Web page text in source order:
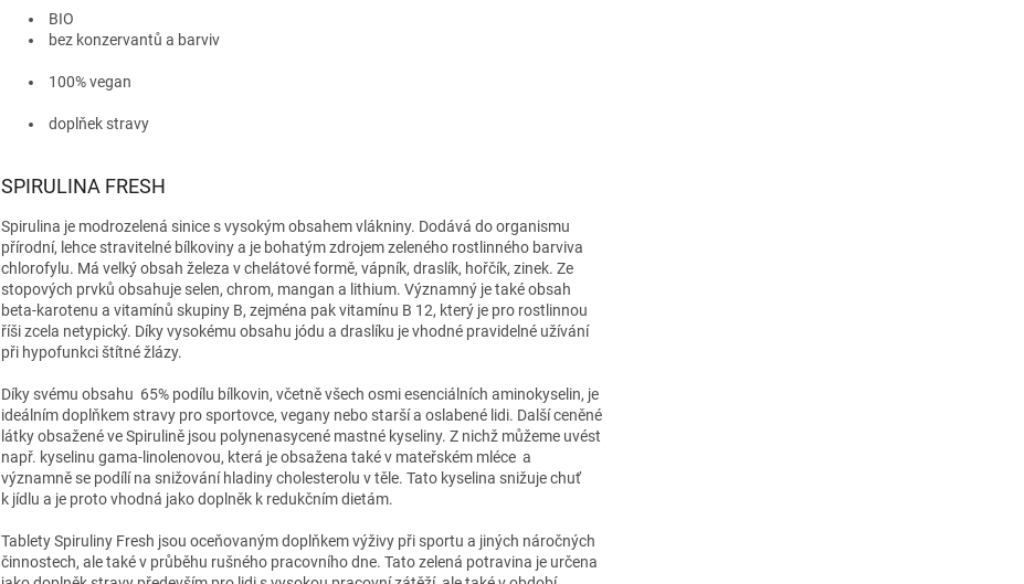
BIO
bez konzervantů a barviv
100% vegan
doplňek stravy
SPIRULINA FRESH
Spirulina je modrozelená sinice s vysokým obsahem vlákniny. Dodává do organismu
přírodní, lehce stravitelné bílkoviny a je bohatým zdrojem zeleného rostlinného barviva
chlorofylu. Má velký obsah železa v chelátové formě, vápník, draslík, hořčík, zinek. Ze
stopových prvků obsahuje selen, chrom, mangan a lithium. Významný je také obsah
beta-karotenu a vitamínů skupiny B, zejména pak vitamínu B 12, který je pro rostlinnou
říši zcela netypický. Díky vysokému obsahu jódu a draslíku je vhodné pravidelné užívání
při hypofunkci štítné žlázy.
Díky svému obsahu 65% podílu bílkovin, včetně všech osmi esenciálních aminokyselin, je
ideálním doplňkem stravy pro sportovce, vegany nebo starší a oslabené lidi. Další ceněné
látky obsažené ve Spirulině jsou polynenasycené mastné kyseliny. Z nichž můžeme uvést
např. kyselinu gama-linolenovou, která je obsažena také v mateřském mléce a
významně se podílí na snižování hladiny cholesterolu v těle. Tato kyselina snižuje chuť
k jídlu a je proto vhodná jako doplněk k redukčním dietám.
Tablety Spiruliny Fresh jsou oceňovaným doplňkem výživy při sportu a jiných náročných
činnostech, ale také v průběhu rušného pracovního dne. Tato zelená potravina je určena